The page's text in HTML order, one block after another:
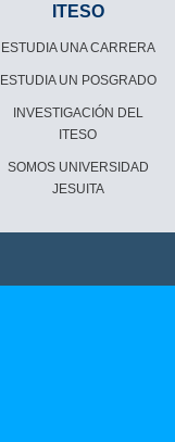
ITESO
ESTUDIA UNA CARRERA
ESTUDIA UN POSGRADO
INVESTIGACIÓN DEL
ITESO
SOMOS UNIVERSIDAD
JESUITA